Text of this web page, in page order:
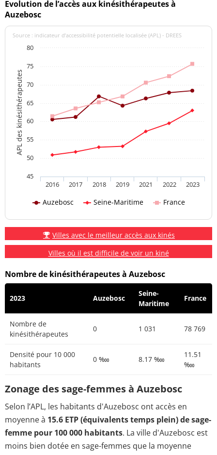
Evolution de l’accès aux kinésithérapeutes à
Auzebosc
APL des kinésithérapeutes
Source : indicateur d’accessibilité potentielle localisée (APL) - DREES
Auzebosc Seine-Maritime France
2016 2017 2018 2019 2021 2022 2023
45
50
55
60
65
70
75
80
Villes avec le meilleur accès aux kinés
Villes où il est difficile de voir un kiné
Nombre de kinésithérapeutes à Auzebosc
2023 Auzebosc
Seine-
Maritime
France
Nombre de
kinésithérapeutes
0 1 031 78 769
Densité pour 10 000
habitants
0 ‱ 8.17 ‱
11.51
‱
Zonage des sage-femmes à Auzebosc
Selon l’APL, les habitants d'Auzebosc ont accès en
moyenne à 15.6 ETP (équivalents temps plein) de sage-
femme pour 100 000 habitants. La ville d'Auzebosc est
moins bien dotée en sage-femmes que la moyenne